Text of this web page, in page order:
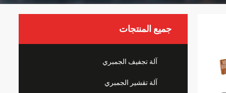
جميع المنتجات
آلة تجفيف الجمبري
آلة تقشير الجمبري